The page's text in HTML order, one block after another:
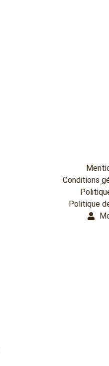
Conditions
Politique